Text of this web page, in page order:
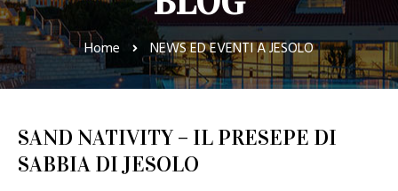
Home NEWS ED EVENTI A JESOLO
SAND NATIVITY – IL PRESEPE DI
SABBIA DI JESOLO